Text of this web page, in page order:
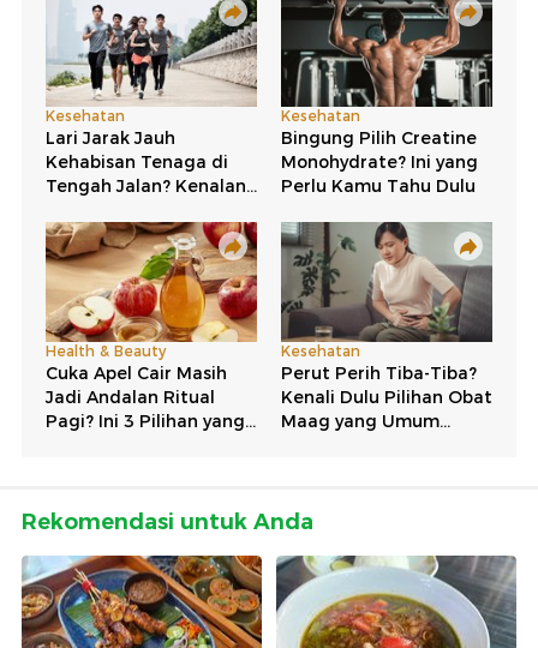
Rekomendasi untuk Anda